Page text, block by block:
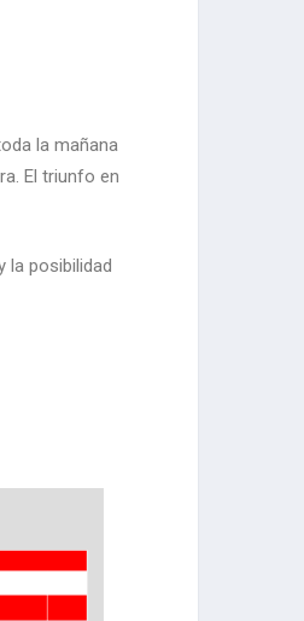
la mañana
El triunfo en
la posibilidad